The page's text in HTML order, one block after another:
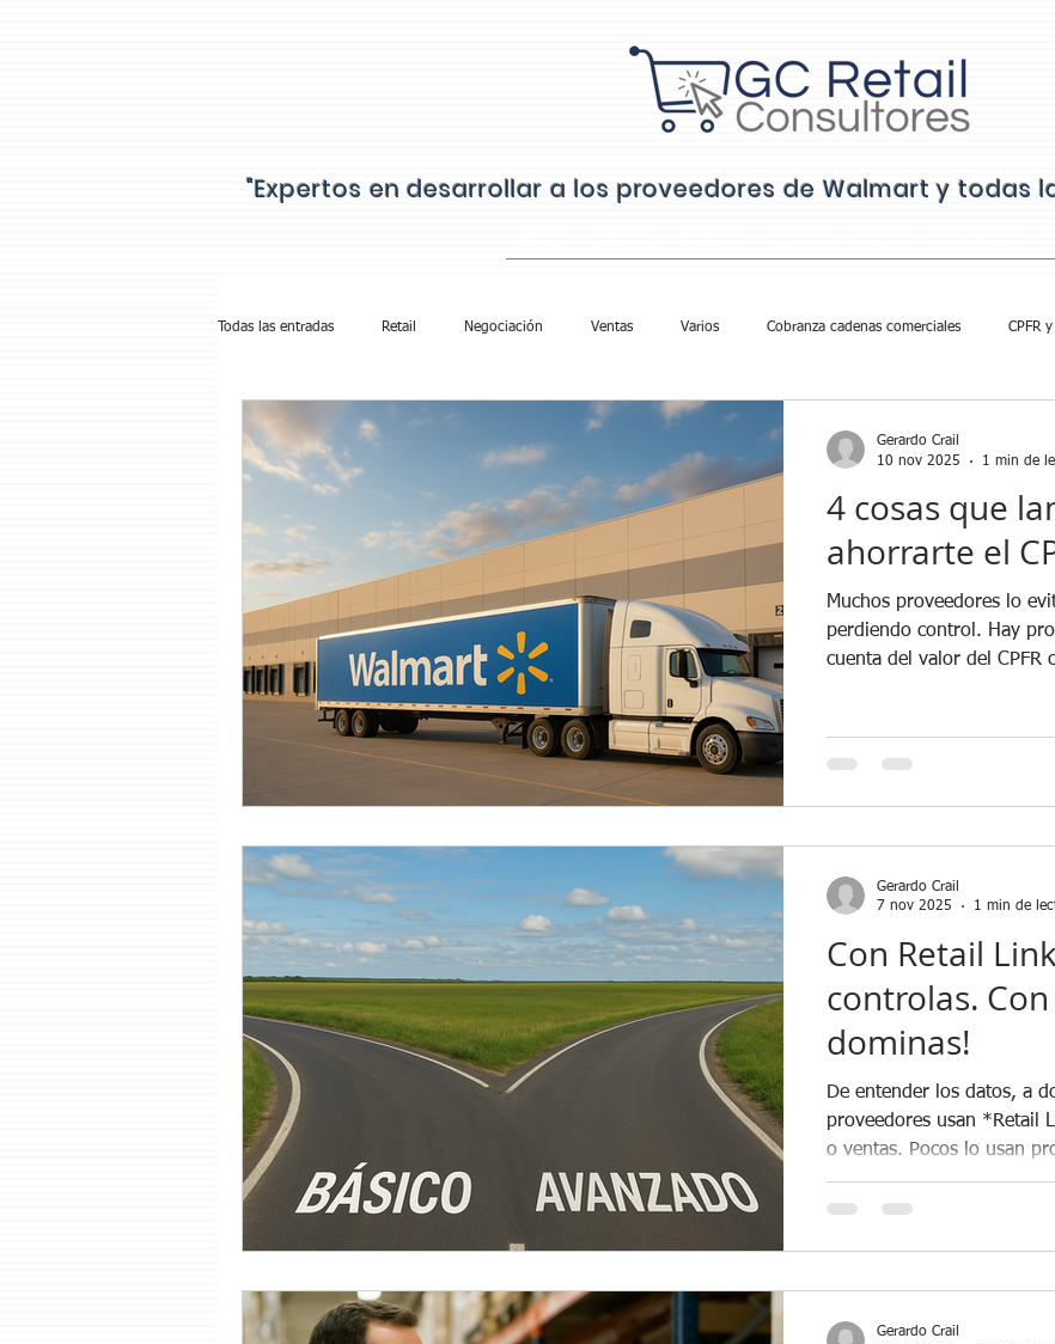
"Expertos en desarrollar a los proveedores de Walmart y todas
Todas las entradas Retail Negociación Ventas Varios Cobranza cadenas comerciales CPFR
Cobranza Walmart
4 cosas que
ahorrarte el
Muchos proveedores lo
perdiendo control. Hay proveedores que solo se dan
cuenta del valor del CPFR cuando ya enfrentan alguno de
discusiones con el comprador giran en torno a
no a soluciones. El CPFR
Gerardo Crail
10 nov 2025
1 min de
Con Retail
controlas.
dominas!
De entender los datos, a
proveedores usan *Retail Link solo para consultar
o ventas. Pocos lo usan proactivamente, para negociar con
datos en mano o detectar oportunidades. Nuestros talleres
básico y avanzado están
ti una herramienta de
decisión. E
Gerardo Crail
7 nov 2025
1 min de
Gerardo Crail